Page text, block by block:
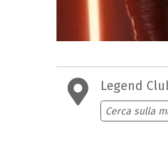
Legend
Cerca sulla